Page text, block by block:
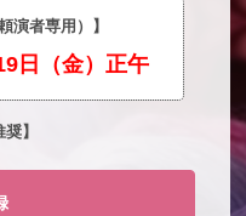
演者専用）】
日（金）正午
】